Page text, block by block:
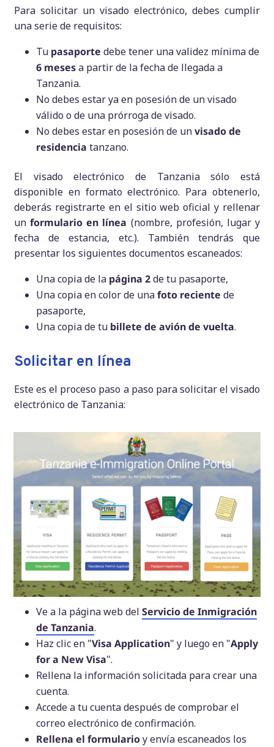
Para solicitar un visado electrónico, debes cumplir
una serie de requisitos:
Tu pasaporte debe tener una validez mínima de
6 mesesa partir de la fecha de llegada a
Tanzania.
No debes estar ya en posesión de un visado
válido o de una prórroga de visado.
No debes estar en posesión de unvisado de
residencia tanzano.
El visado electrónico de Tanzania sólo está
disponible en formato electrónico. Para obtenerlo,
deberás registrarte en el sitio web oficial y rellenar
unformulario en línea (nombre, profesión, lugar y
fecha de estancia, etc.). También tendrás que
presentar los siguientes documentos escaneados:
Una copia de la página 2de tu pasaporte,
Una copia en color de unafoto reciente de
pasaporte,
Una copia de tu billete de avión de vuelta.
Solicitar en línea
Este es el proceso paso a paso para solicitar el visado
electrónico de Tanzania:
Ve a la página web delServicio de Inmigración
de Tanzania.
Haz clic en "Visa Application" y luego en "Apply
for a New Visa".
Rellena la información solicitada para crear una
cuenta.
Accede a tu cuenta después de comprobar el
correo electrónico de confirmación.
Rellena el formularioy envía escaneados los